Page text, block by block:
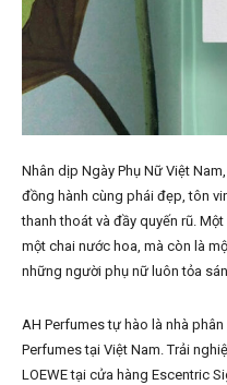
Nhân dịp Ngày Phụ Nữ Việt
đồng hành cùng phái đẹp, tôn
thanh thoát và đầy quyến rũ.
một chai nước hoa, mà còn là
những người phụ nữ luôn tỏa
AH Perfumes tự hào là nhà
Perfumes tại Việt Nam. Trải
LOEWE tại cửa hàng Escentric